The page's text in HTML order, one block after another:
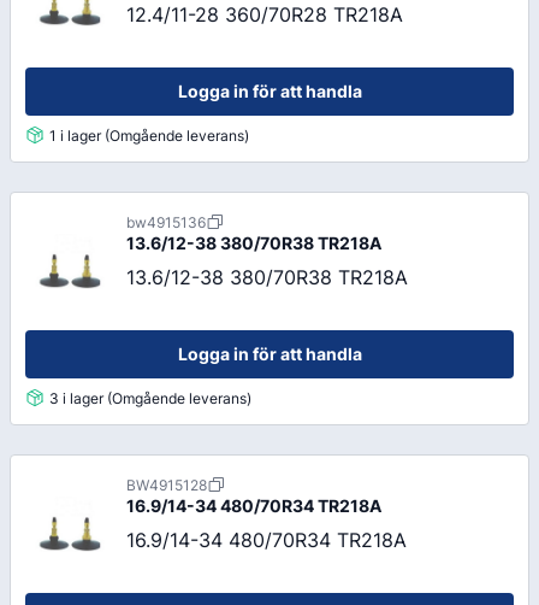
12.4/11-28 360/70R28 TR218A
Logga in för att handla
1 i lager (Omgående leverans)
bw4915136
13.6/12-38 380/70R38 TR218A
13.6/12-38 380/70R38 TR218A
Logga in för att handla
3 i lager (Omgående leverans)
BW4915128
16.9/14-34 480/70R34 TR218A
16.9/14-34 480/70R34 TR218A